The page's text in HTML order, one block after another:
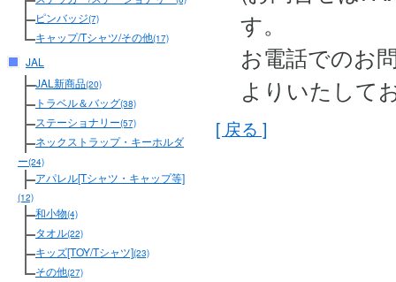
ピンバッジ(7)
キャップ/Tシャツ/その他(17)
JAL
JAL新商品(20)
トラベル＆バッグ(38)
ステーショナリー(57)
ネックストラップ・キーホルダ
ー(24)
アパレル[Tシャツ・キャップ等]
(12)
和小物(4)
タオル(22)
キッズ[TOY/Tシャツ](23)
その他(27)
す。
お電話でのお
よりいたして
[ 戻る ]